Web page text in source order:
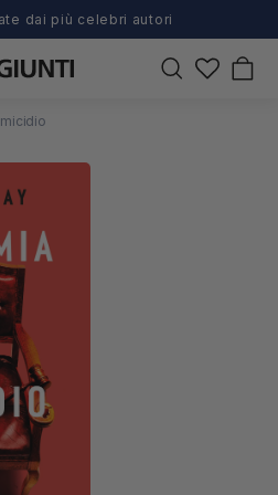
dai più celebri autori